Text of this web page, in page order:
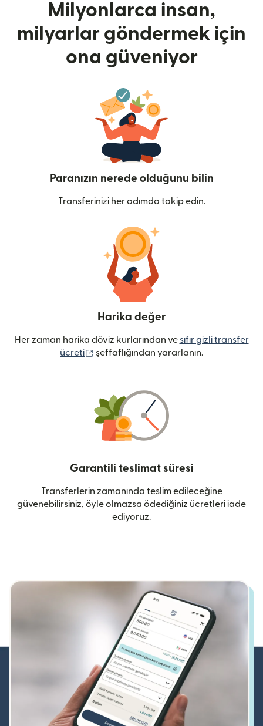
Milyonlarca insan,
milyarlar göndermek için
ona güveniyor
Paranızın nerede olduğunu bilin
Transferinizi her adımda takip edin.
Harika değer
Her zaman harika döviz kurlarından ve sıfır gizli transfer
ücreti
(yeni pencerede açılır)
şeffaflığından yararlanın.
Garantili teslimat süresi
Transferlerin zamanında teslim edileceğine
güvenebilirsiniz, öyle olmazsa ödediğiniz ücretleri iade
ediyoruz.